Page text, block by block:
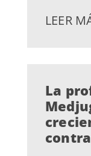
LEER
La